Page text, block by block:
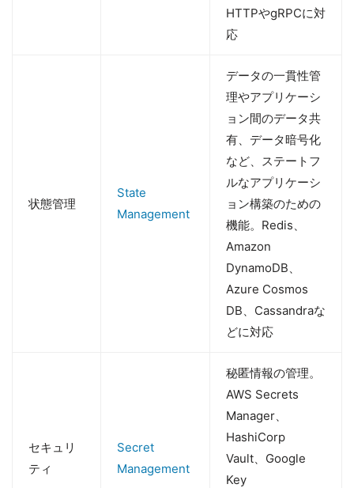
HTTPやgRPCに対
応
状態管理
State
Management
データの一貫性管
理やアプリケーシ
ョン間のデータ共
有、データ暗号化
など、ステートフ
ルなアプリケーシ
ョン構築のための
機能。Redis、
Amazon
DynamoDB、
Azure Cosmos
DB、Cassandraな
どに対応
セキュリ
ティ
Secret
Management
秘匿情報の管理。
AWS Secrets
Manager、
HashiCorp
Vault、Google
Key